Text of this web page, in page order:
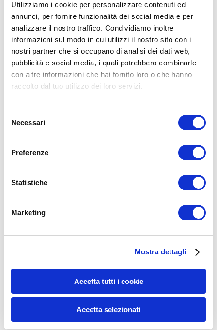
Utilizziamo i cookie per personalizzare contenuti ed
annunci, per fornire funzionalità dei social media e per
analizzare il nostro traffico. Condividiamo inoltre
informazioni sul modo in cui utilizzi il nostro sito con i
nostri partner che si occupano di analisi dei dati web,
pubblicità e social media, i quali potrebbero combinarle
con altre informazioni che hai fornito loro o che hanno
raccolto dal tuo utilizzo dei loro servizi.
delNecessari
Preferenze
Statistiche
Marketing
Mostra dettagli
Accetta tutti i cookie
Accetta selezionati
ALLENATI CON ME!
15WORKOUT
Allenamento aerobico(16)
Allenamento Donne(75)